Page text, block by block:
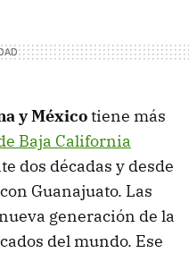
y Méxicotiene más
Baja California
dos décadas y desde
Guanajuato. Las
generación de la
del mundo. Ese